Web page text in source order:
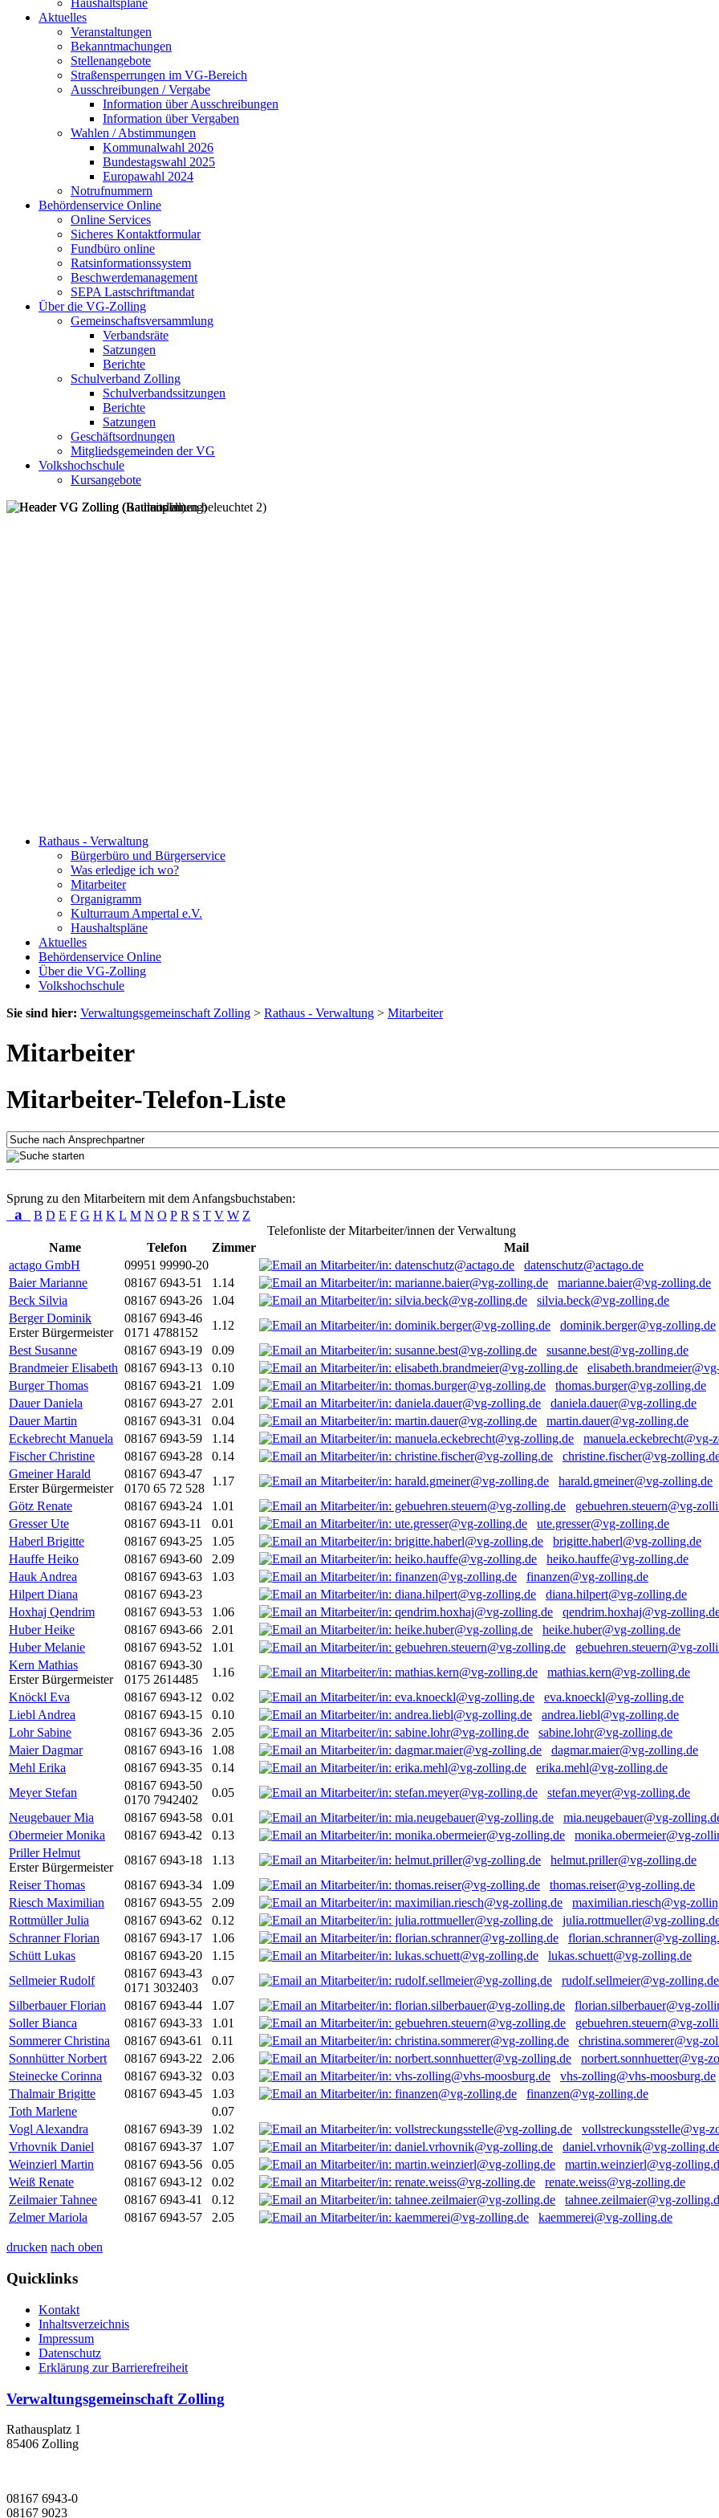
Haushaltspläne
Aktuelles
Veranstaltungen
Bekanntmachungen
Stellenangebote
Straßensperrungen im VG-Bereich
Ausschreibungen / Vergabe
Information über Ausschreibungen
Information über Vergaben
Wahlen / Abstimmungen
Kommunalwahl 2026
Bundestagswahl 2025
Europawahl 2024
Notrufnummern
Behördenservice Online
Online Services
Sicheres Kontaktformular
Fundbüro online
Ratsinformationssystem
Beschwerdemanagement
SEPA Lastschriftmandat
Über die VG-Zolling
Gemeinschaftsversammlung
Verbandsräte
Satzungen
Berichte
Schulverband Zolling
Schulverbandssitzungen
Berichte
Satzungen
Geschäftsordnungen
Mitgliedsgemeinden der VG
Volkshochschule
Kursangebote
Rathaus - Verwaltung
Bürgerbüro und Bürgerservice
Was erledige ich wo?
Mitarbeiter
Organigramm
Kulturraum Ampertal e.V.
Haushaltspläne
Aktuelles
Behördenservice Online
Über die VG-Zolling
Volkshochschule
Sie sind hier: Verwaltungsgemeinschaft Zolling > Rathaus - Verwaltung > Mitarbeiter
Mitarbeiter
Mitarbeiter-Telefon-Liste
Sprung zu den Mitarbeitern mit dem Anfangsbuchstaben:
a B D E F G H K L M N O P R S T V W Z
Telefonliste der Mitarbeiter/innen der Verwaltung
Name
Telefon Zimmer
Mail
actago GmbH
09951 99990-20
datenschutz@actago.de
Baier Marianne
08167 6943-51 1.14
marianne.baier@vg-zolling.de
Beck Silvia
08167 6943-26 1.04
silvia.beck@vg-zolling.de
Berger Dominik
Erster Bürgermeister
08167 6943-46
0171 4788152
1.12
dominik.berger@vg-zolling.de
Best Susanne
08167 6943-19 0.09
susanne.best@vg-zolling.de
Brandmeier Elisabeth 08167 6943-13 0.10
Burger Thomas
08167 6943-21 1.09
thomas.burger@vg-zolling.de
Dauer Daniela
08167 6943-27 2.01
daniela.dauer@vg-zolling.de
Dauer Martin
08167 6943-31 0.04
martin.dauer@vg-zolling.de
Eckebrecht Manuela
08167 6943-59 1.14
manuela.eckebrecht@vg-
Fischer Christine
08167 6943-28 0.14
christine.fischer@vg-
Gmeiner Harald
Erster Bürgermeister
08167 6943-47
0170 65 72 528
1.17
harald.gmeiner@vg-zolling.de
Götz Renate
08167 6943-24 1.01
gebuehren.steuern@vg-
Gresser Ute
08167 6943-11 0.01
ute.gresser@vg-zolling.de
Haberl Brigitte
08167 6943-25 1.05
brigitte.haberl@vg-zolling.de
Hauffe Heiko
08167 6943-60 2.09
heiko.hauffe@vg-zolling.de
Hauk Andrea
08167 6943-63 1.03
finanzen@vg-zolling.de
Hilpert Diana
08167 6943-23
diana.hilpert@vg-zolling.de
Hoxhaj Qendrim
08167 6943-53 1.06
qendrim.hoxhaj@vg-
Huber Heike
08167 6943-66 2.01
heike.huber@vg-zolling.de
Huber Melanie
08167 6943-52 1.01
gebuehren.steuern@vg-
Kern Mathias
Erster Bürgermeister
08167 6943-30
0175 2614485
1.16
mathias.kern@vg-zolling.de
Knöckl Eva
08167 6943-12 0.02
eva.knoeckl@vg-zolling.de
Liebl Andrea
08167 6943-15 0.10
andrea.liebl@vg-zolling.de
Lohr Sabine
08167 6943-36 2.05
sabine.lohr@vg-zolling.de
Maier Dagmar
08167 6943-16 1.08
dagmar.maier@vg-zolling.de
Mehl Erika
08167 6943-35 0.14
erika.mehl@vg-zolling.de
Meyer Stefan
08167 6943-50
0170 7942402
0.05
stefan.meyer@vg-zolling.de
Neugebauer Mia
08167 6943-58 0.01
mia.neugebauer@vg-
Obermeier Monika
08167 6943-42 0.13
monika.obermeier@vg-
Priller Helmut
Erster Bürgermeister
08167 6943-18 1.13
helmut.priller@vg-zolling.de
Reiser Thomas
08167 6943-34 1.09
thomas.reiser@vg-zolling.de
Riesch Maximilian
08167 6943-55 2.09
maximilian.riesch@vg-
Rottmüller Julia
08167 6943-62 0.12
julia.rottmueller@vg-
Schranner Florian
08167 6943-17 1.06
florian.schranner@vg-
Schütt Lukas
08167 6943-20 1.15
lukas.schuett@vg-zolling.de
Sellmeier Rudolf
08167 6943-43
0171 3032403
0.07
rudolf.sellmeier@vg-zolling.de
Silberbauer Florian
08167 6943-44 1.07
florian.silberbauer@vg-
Soller Bianca
08167 6943-33 1.01
gebuehren.steuern@vg-
Sommerer Christina
08167 6943-61 0.11
christina.sommerer@vg-
Sonnhütter Norbert
08167 6943-22 2.06
norbert.sonnhuetter@vg-
Steinecke Corinna
08167 6943-32 0.03
vhs-zolling@vhs-moosburg.de
Thalmair Brigitte
08167 6943-45 1.03
finanzen@vg-zolling.de
Toth Marlene
0.07
Vogl Alexandra
08167 6943-39 1.02
vollstreckungsstelle@vg-
Vrhovnik Daniel
08167 6943-37 1.07
daniel.vrhovnik@vg-
Weinzierl Martin
08167 6943-56 0.05
martin.weinzierl@vg-
Weiß Renate
08167 6943-12 0.02
renate.weiss@vg-zolling.de
Zeilmaier Tahnee
08167 6943-41 0.12
tahnee.zeilmaier@vg-
Zelmer Mariola
08167 6943-57 2.05 kaemmerei@vg-zolling.de
drucken nach oben
Quicklinks
Kontakt
Inhaltsverzeichnis
Impressum
Datenschutz
Erklärung zur Barrierefreiheit
Verwaltungsgemeinschaft Zolling
Rathausplatz 1
85406 Zolling
08167 6943-0
08167 9023